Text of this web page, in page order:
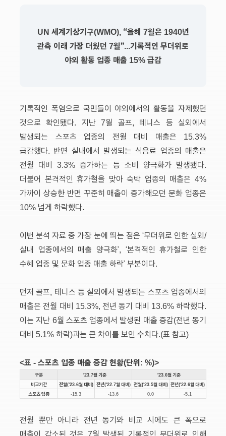
UN 세계기상기구(WMO), “올해 7월은 1940년
관측 이래 가장 더웠던 7월”...기록적인 무더위로
야외 활동 업종 매출 15% 급감
기록적인 폭염으로 국민들이 야외에서의 활동을 자제했던
것으로 확인됐다. 지난 7월 골프, 테니스 등 실외에서
발생되는 스포츠 업종의 전월 대비 매출은 15.3%
급감했다. 반면 실내에서 발생되는 식음료 업종의 매출은
전월 대비 3.3% 증가하는 등 소비 양극화가 발생됐다.
더불어 본격적인 휴가철을 맞아 숙박 업종의 매출은 4%
가까이 상승한 반면 꾸준히 매출이 증가해오던 문화 업종은
10% 넘게 하락했다.
이번 분석 자료 중 가장 눈에 띄는 점은 ‘무더위로 인한 실외/
실내 업종에서의 매출 양극화’, ‘본격적인 휴가철로 인한
수혜 업종 및 문화 업종 매출 하락’ 부분이다.
먼저 골프, 테니스 등 실외에서 발생되는 스포츠 업종에서의
매출은 전월 대비 15.3%, 전년 동기 대비 13.6% 하락했다.
이는 지난 6월 스포츠 업종에서 발생된 매출 증감(전년 동기
대비 5.1% 하락)과는 큰 차이를 보인 수치다.(표 참고)
<표 - 스포츠 업종 매출 증감 현황(단위: %)>
구분 '23.7월 기준
'23.6월 기준
비교기간
전월('23.6월 대비) 전년('22.7월 대비) 전월('23.5월 대비) 전년('22.6월 대비)
스포츠 업종
-15.3 -13.6 0.0 -5.1
전월 뿐만 아니라 전년 동기와 비교 시에도 큰 폭으로
매출이 감소된 것은 7월 발생된 기록적인 무더위로 인해